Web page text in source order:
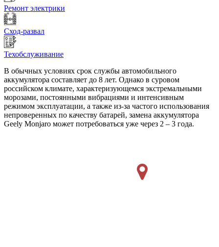
Ремонт электрики
Сход-развал
Техобслуживание
В обычных условиях срок службы автомобильного
аккумулятора составляет до 8 лет. Однако в суровом
российском климате, характеризующемся экстремальными
морозами, постоянными вибрациями и интенсивным
режимом эксплуатации, а также из-за частого использования
непроверенных по качеству батарей, замена аккумулятора
Geely Monjaro может потребоваться уже через 2 – 3 года.